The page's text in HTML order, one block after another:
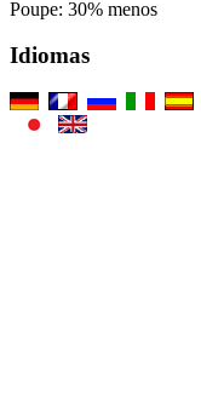
Poupe: 30% menos
Idiomas